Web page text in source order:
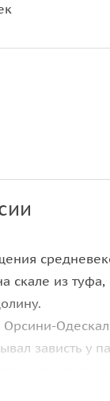
скале из
зависть у
Одескалки.